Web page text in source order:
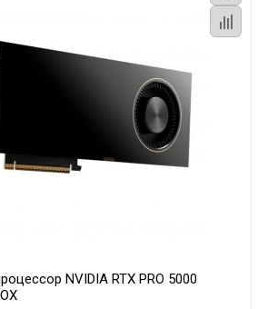
NVIDIA RTX PRO 5000